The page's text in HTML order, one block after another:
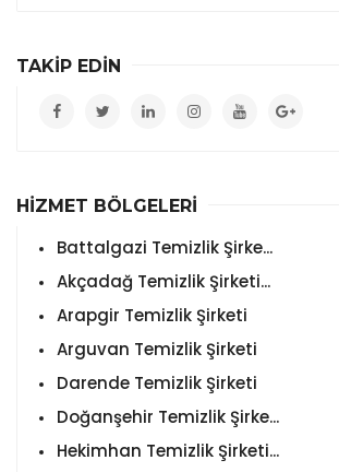
TAKİP EDİN
HİZMET BÖLGELERİ
Battalgazi Temizlik Şirke...
Akçadağ Temizlik Şirketi...
Arapgir Temizlik Şirketi
Arguvan Temizlik Şirketi
Darende Temizlik Şirketi
Doğanşehir Temizlik Şirke...
Hekimhan Temizlik Şirketi...